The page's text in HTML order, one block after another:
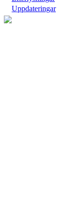
Uppdateringar